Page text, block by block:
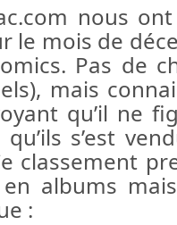
nous
le mois de
Pas de
mais
qu’il ne
s’est
classement
albums
: